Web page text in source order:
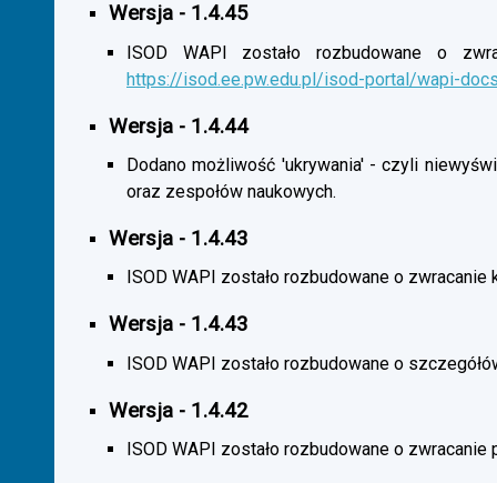
Wersja - 1.4.45
ISOD WAPI zostało rozbudowane o
https://isod.ee.pw.edu.pl/isod-portal/wapi-
Wersja - 1.4.44
Dodano możliwość 'ukrywania' - czyli
oraz zespołów naukowych.
Wersja - 1.4.43
ISOD WAPI zostało rozbudowane o
Wersja - 1.4.43
ISOD WAPI zostało rozbudowane o
Wersja - 1.4.42
ISOD WAPI zostało rozbudowane o zwracanie